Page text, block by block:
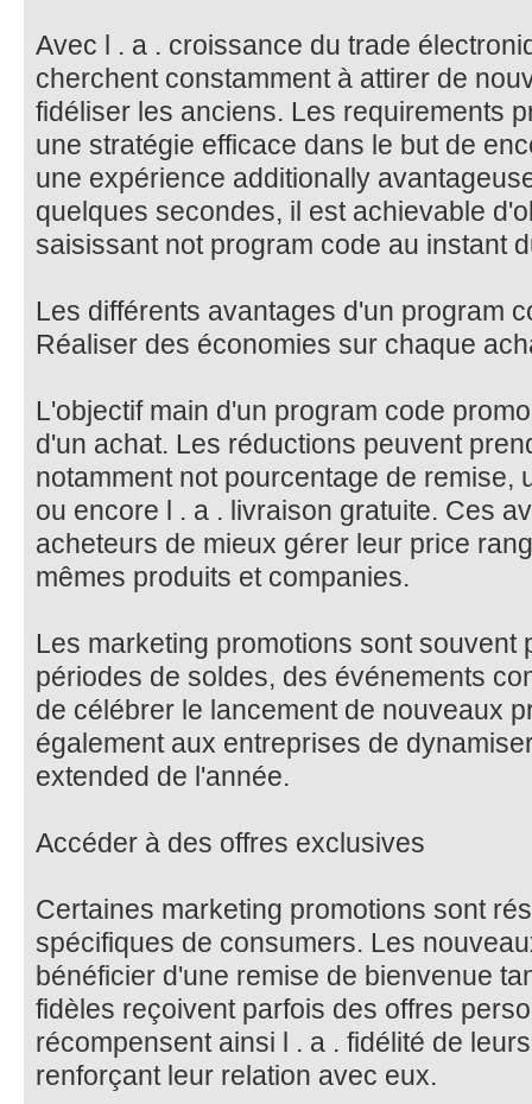
Avec l . a . croissance du trade
cherchent constamment à attirer de
fidéliser les anciens. Les requirements
une stratégie efficace dans le but de
une expérience additionally
quelques secondes, il est achievable
saisissant not program code au instant
Les différents avantages d'un program
Réaliser des économies sur chaque
L'objectif main d'un program code
d'un achat. Les réductions peuvent
notamment not pourcentage de remise,
ou encore l . a . livraison gratuite. Ces
acheteurs de mieux gérer leur price
mêmes produits et companies.
Les marketing promotions sont souvent
périodes de soldes, des événements
de célébrer le lancement de nouveaux
également aux entreprises de
extended de l'année.
Accéder à des offres exclusives
Certaines marketing promotions sont
spécifiques de consumers. Les
bénéficier d'une remise de bienvenue
fidèles reçoivent parfois des offres
récompensent ainsi l . a . fidélité de
renforçant leur relation avec eux.